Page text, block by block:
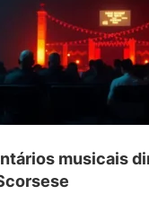
musicais